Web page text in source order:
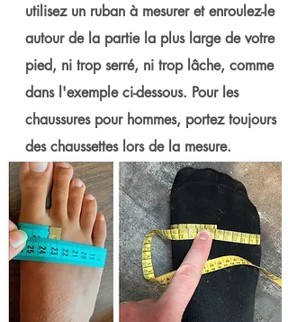
utilisez un ruban à mesurer et enroulez-le
autour de la partie la plus large de votre
pied, ni trop serré, ni trop lâche, comme
dans l'exemple ci-dessous. Pour les
chaussures pour hommes, portez toujours
des chaussettes lors de la mesure.